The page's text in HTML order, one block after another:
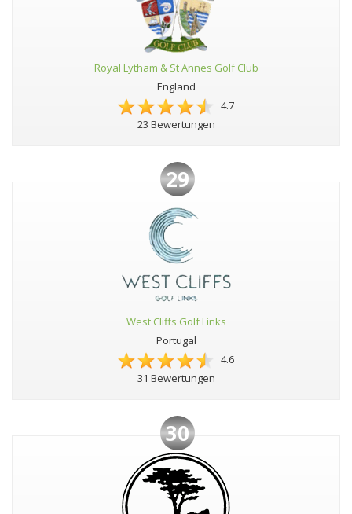
Royal Lytham & St Annes Golf Club
England
4.7
23 Bewertungen
29
West Cliffs Golf Links
Portugal
4.6
31 Bewertungen
30